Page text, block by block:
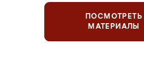
ПОСМОТРЕТЬ
МАТЕРИАЛЫ